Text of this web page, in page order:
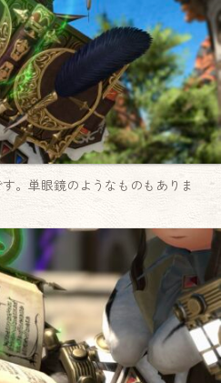
。単眼鏡のようなものもありま